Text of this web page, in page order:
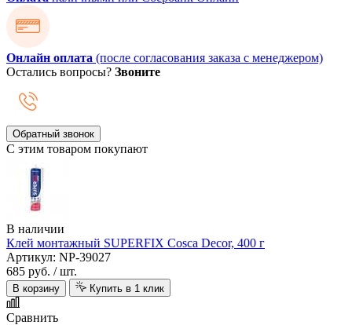
Онлайн оплата (после согласования заказа с менеджером)
Остались вопросы? Звоните
Обратный звонок
С этим товаром покупают
В наличии
Клей монтажный SUPERFIX Cosca Decor, 400 г
Артикул: NP-39027
685 руб. / шт.
В корзину Купить в 1 клик
Сравнить